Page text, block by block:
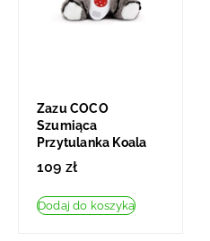
Zazu COCO
Szumiąca
Przytulanka Koala
109 zł
Dodaj do koszyka